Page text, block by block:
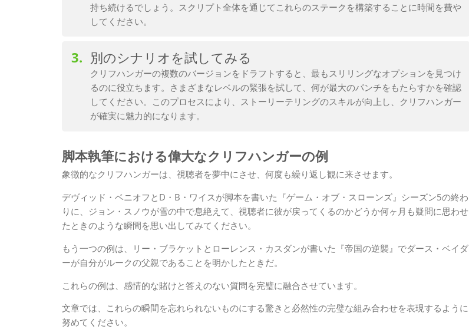
持ち続けるでしょう。スクリプト全体を通じてこれらのステークを構築することに時間を費や
してください。
別のシナリオを試してみる
クリフハンガーの複数のバージョンをドラフトすると、最もスリリングなオプションを見つけ
るのに役立ちます。さまざまなレベルの緊張を試して、何が最大のパンチをもたらすかを確認
してください。このプロセスにより、ストーリーテリングのスキルが向上し、クリフハンガー
が確実に魅力的になります。
脚本執筆における偉大なクリフハンガーの例
象徴的なクリフハンガーは、視聴者を夢中にさせ、何度も繰り返し観に来させます。
デヴィッド・ベニオフとD・B・ワイスが脚本を書いた『ゲーム・オブ・スローンズ』シーズン5の終わ
りに、ジョン・スノウが雪の中で息絶えて、視聴者に彼が戻ってくるのかどうか何ヶ月も疑問に思わせ
たときのような瞬間を思い出してみてください。
もう一つの例は、リー・ブラケットとローレンス・カスダンが書いた『帝国の逆襲』でダース・ベイダ
ーが自分がルークの父親であることを明かしたときだ。
これらの例は、感情的な賭けと答えのない質問を完璧に融合させています。
文章では、これらの瞬間を忘れられないものにする驚きと必然性の完璧な組み合わせを表現するように
努めてください。